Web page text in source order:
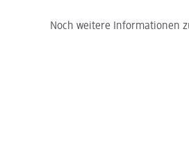
Noch weitere Informationen